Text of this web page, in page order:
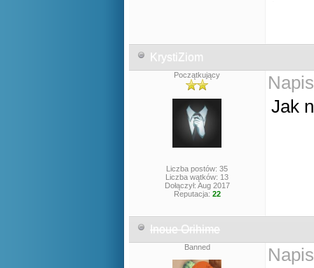
KrystiZiom
Początkujący
Liczba postów: 35
Liczba wątków: 13
Dołączył: Aug 2017
Reputacja: 22
Jak
Inoue Orihime
Banned